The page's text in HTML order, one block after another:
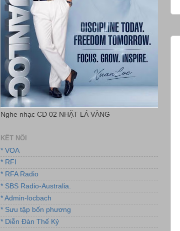
Nghe nhạc CD 02 NHẶT LÁ VÀNG
KẾT NỐI
* VOA
* RFI
* RFA Radio
* SBS Radio-Australia.
* Admin-locbach
* Sưu tập bốn phương
* Diễn Đàn Thế Kỷ